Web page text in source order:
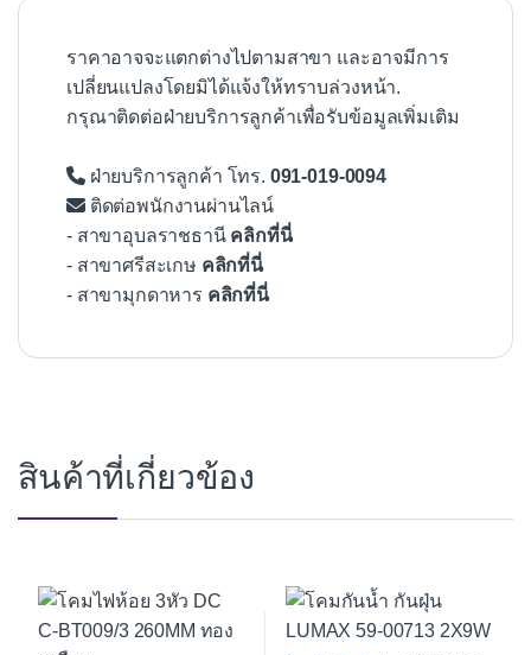
ราคาอาจจะแตกต่างไปตามสาขา และอาจมีการ
เปลี่ยนแปลงโดยมิได้แจ้งให้ทราบล่วงหน้า.
กรุณาติดต่อฝ่ายบริการลูกค้าเพื่อรับข้อมูลเพิ่มเติม
ฝ่ายบริการลูกค้า โทร. 091-019-0094
ติดต่อพนักงานผ่านไลน์
- สาขาอุบลราชธานี คลิกที่นี่
- สาขาศรีสะเกษ คลิกที่นี่
- สาขามุกดาหาร คลิกที่นี่
สินค้าที่เกี่ยวข้อง